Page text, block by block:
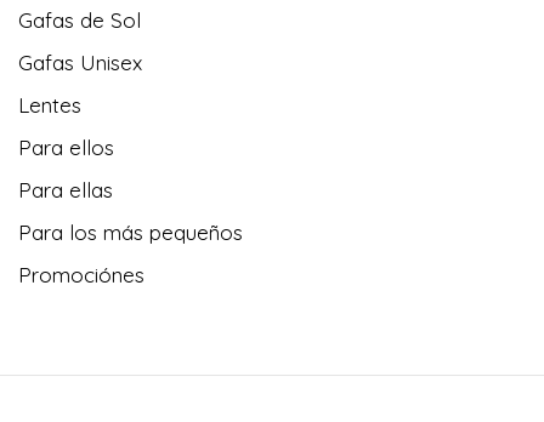
Gafas de Sol
Gafas Unisex
Lentes
Para ellos
Para ellas
Para los más pequeños
Promociónes